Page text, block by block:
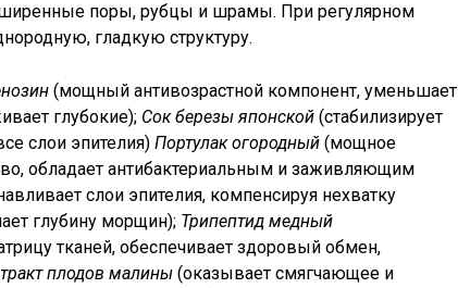
поры, рубцы и шрамы. При регулярном
гладкую структуру.
(мощный антивозрастной компонент, уменьшает
глубокие); Сок березы японской (стабилизирует
слои эпителия) Портулак огородный (мощное
обладает антибактериальным и заживляющим
слои эпителия, компенсируя нехватку
глубину морщин); Трипептид медный
тканей, обеспечивает здоровый обмен,
плодов малины (оказывает смягчающее и